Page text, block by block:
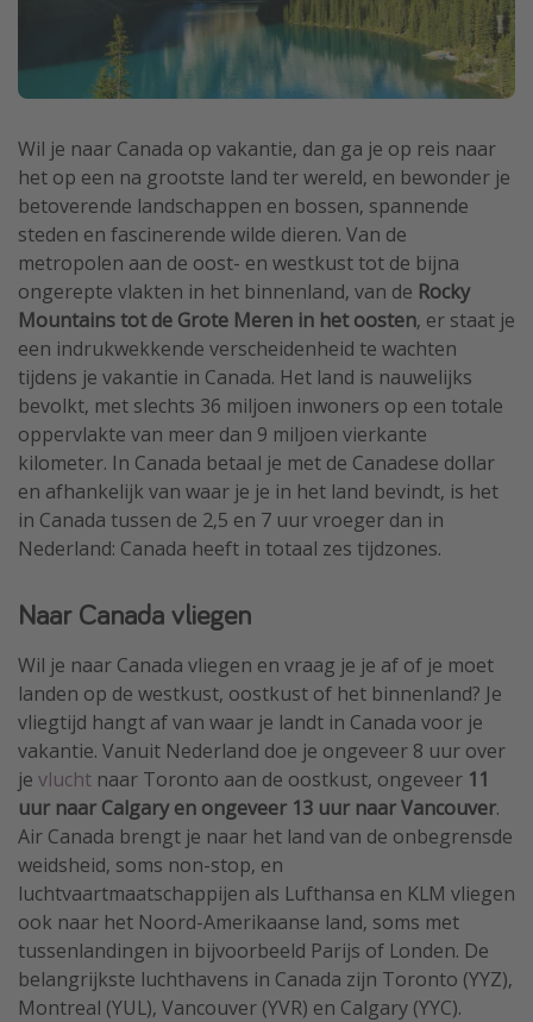
25 beste pretparken
Beste keukens ter wereld
Center Parcs
Strandvakantie in Italië
Strandvakantie in Nederland
All inclusive vakantie in Griekenland
Wil je naar Canada op vakantie, dan ga je op reis naar
het op een na grootste land ter wereld, en bewonder je
betoverende landschappen en bossen, spannende
steden en fascinerende wilde dieren. Van de
metropolen aan de oost- en westkust tot de bijna
ongerepte vlakten in het binnenland, van de Rocky
Mountains tot de Grote Meren in het oosten, er staat je
een indrukwekkende verscheidenheid te wachten
tijdens je vakantie in Canada. Het land is nauwelijks
bevolkt, met slechts 36 miljoen inwoners op een totale
oppervlakte van meer dan 9 miljoen vierkante
kilometer. In Canada betaal je met de Canadese dollar
en afhankelijk van waar je je in het land bevindt, is het
in Canada tussen de 2,5 en 7 uur vroeger dan in
Nederland: Canada heeft in totaal zes tijdzones.
Naar Canada vliegen
Wil je naar Canada vliegen en vraag je je af of je moet
landen op de westkust, oostkust of het binnenland? Je
vliegtijd hangt af van waar je landt in Canada voor je
vakantie. Vanuit Nederland doe je ongeveer 8 uur over
je vlucht naar Toronto aan de oostkust, ongeveer 11
uur naar Calgary en ongeveer 13 uur naar Vancouver.
Air Canada brengt je naar het land van de onbegrensde
weidsheid, soms non-stop, en
luchtvaartmaatschappijen als Lufthansa en KLM vliegen
ook naar het Noord-Amerikaanse land, soms met
tussenlandingen in bijvoorbeeld Parijs of Londen. De
belangrijkste luchthavens in Canada zijn Toronto (YYZ),
Montreal (YUL), Vancouver (YVR) en Calgary (YYC).